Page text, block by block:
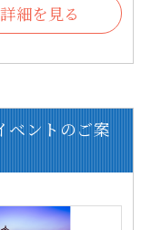
詳細を見る
ベントのご案